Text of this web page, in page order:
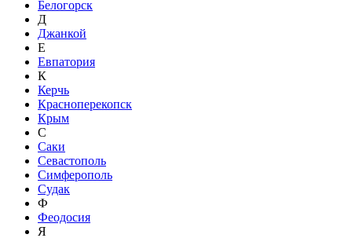
Белогорск
Д
Джанкой
Е
Евпатория
К
Керчь
Красноперекопск
Крым
С
Саки
Севастополь
Симферополь
Судак
Ф
Феодосия
Я